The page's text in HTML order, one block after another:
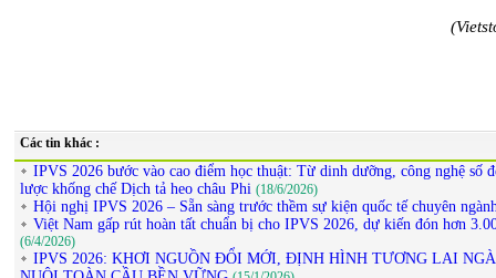
Các tin khác :
IPVS 2026 bước vào cao điểm học thuật: Từ dinh dưỡng, công nghệ số
lược khống chế Dịch tả heo châu Phi (18/6/2026)
Hội nghị IPVS 2026 – Sẵn sàng trước thềm sự kiện quốc tế chuyên
Việt Nam gấp rút hoàn tất chuẩn bị cho IPVS 2026, dự kiến đón hơn
(6/4/2026)
IPVS 2026: KHƠI NGUỒN ĐỔI MỚI, ĐỊNH HÌNH TƯƠNG LAI